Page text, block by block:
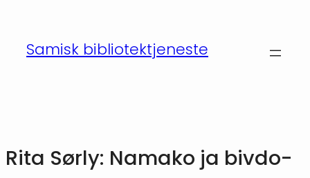
innholdSamisk bibliotektjeneste
Rita Sørly: Namako ja bivdo­